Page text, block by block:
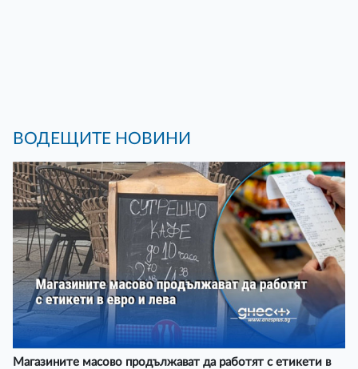
ВОДЕЩИТЕ НОВИНИ
Магазините масово продължават да работят с етикети в